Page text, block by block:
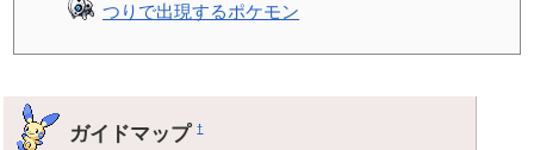
つりで出現するポケモン
ガイドマップ†